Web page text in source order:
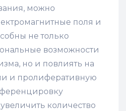
можно
поля и
не только
возможности
но и повлиять на
и пролиферативную
количество